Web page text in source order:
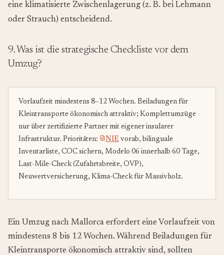
eine klimatisierte Zwischenlagerung (z. B. bei Lehmann
oder Strauch) entscheidend.
9. Was ist die strategische Checkliste vor dem
Umzug?
Vorlaufzeit mindestens 8–12 Wochen. Beiladungen für
Kleintransporte ökonomisch attraktiv; Komplettumzüge
nur über zertifizierte Partner mit eigener insularer
Infrastruktur. Prioritäten:
NIE vorab, bilinguale
Inventarliste, COC sichern, Modelo 06 innerhalb 60 Tage,
Last-Mile-Check (Zufahrtsbreite, OVP),
Neuwertversicherung, Klima-Check für Massivholz.
Ein Umzug nach Mallorca erfordert eine Vorlaufzeit von
mindestens 8 bis 12 Wochen. Während Beiladungen für
Kleintransporte ökonomisch attraktiv sind, sollten